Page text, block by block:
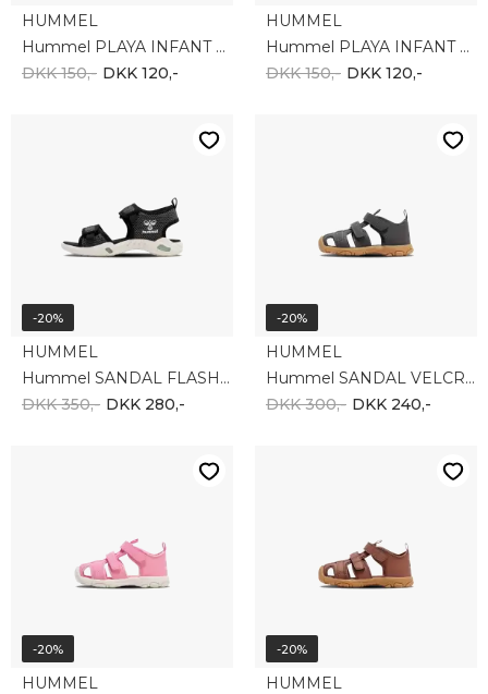
HUMMEL
Hummel PLAYA INFANT 233025-3518
DKK 150,- DKK 120,-
HUMMEL
Hummel PLAYA INFANT 233025-6371
DKK 150,- DKK 120,-
-20%
HUMMEL
Hummel SANDAL FLASH 216753-1562
DKK 350,- DKK 280,-
-20%
HUMMEL
Hummel SANDAL VELCRO INFANT 217944-1562
DKK 300,- DKK 240,-
-20%
HUMMEL
-20%
HUMMEL